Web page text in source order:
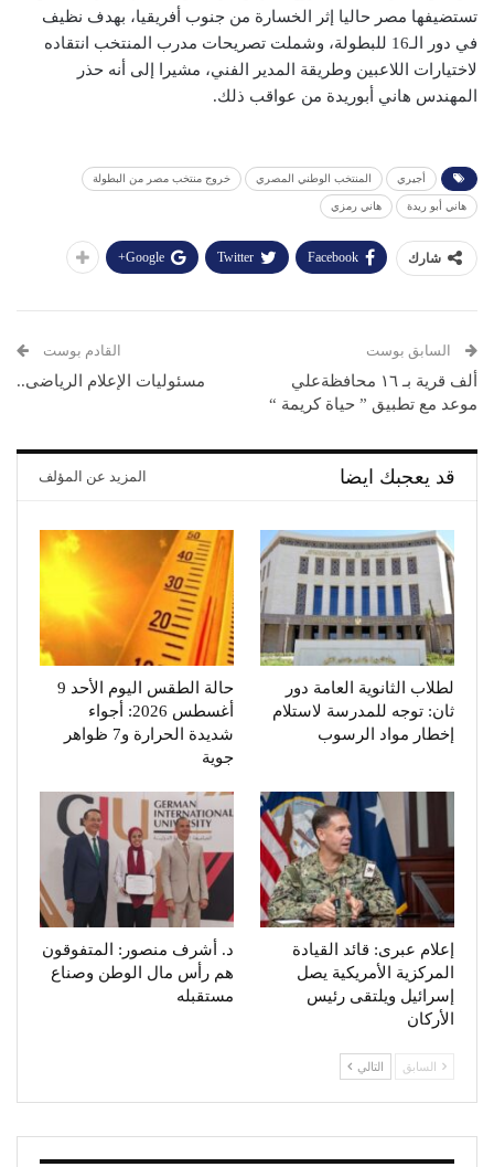
تستضيفها مصر حاليا إثر الخسارة من جنوب أفريقيا، بهدف نظيف
في دور الـ16 للبطولة، وشملت تصريحات مدرب المنتخب انتقاده
لاختيارات اللاعبين وطريقة المدير الفني، مشيرا إلى أنه حذر
المهندس هاني أبوريدة من عواقب ذلك.
أجيري المنتخب الوطني المصري خروج منتخب مصر من البطولة
هاني أبو ريدة هاني رمزي
شارك Facebook
Twitter
Google+
السابق بوست
ألف قرية بـ ١٦ محافظةعلي
موعد مع تطبيق ” حياة كريمة “
القادم بوست
مسئوليات الإعلام الرياضى..
قد يعجبك ايضا المزيد عن المؤلف
لطلاب الثانوية العامة دور
ثان: توجه للمدرسة لاستلام
إخطار مواد الرسوب
حالة الطقس اليوم الأحد 9
أغسطس 2026: أجواء
شديدة الحرارة و7 ظواهر
جوية
إعلام عبرى: قائد القيادة
المركزية الأمريكية يصل
إسرائيل ويلتقى رئيس
الأركان
د. أشرف منصور: المتفوقون
هم رأس مال الوطن وصناع
مستقبله
السابق التالي